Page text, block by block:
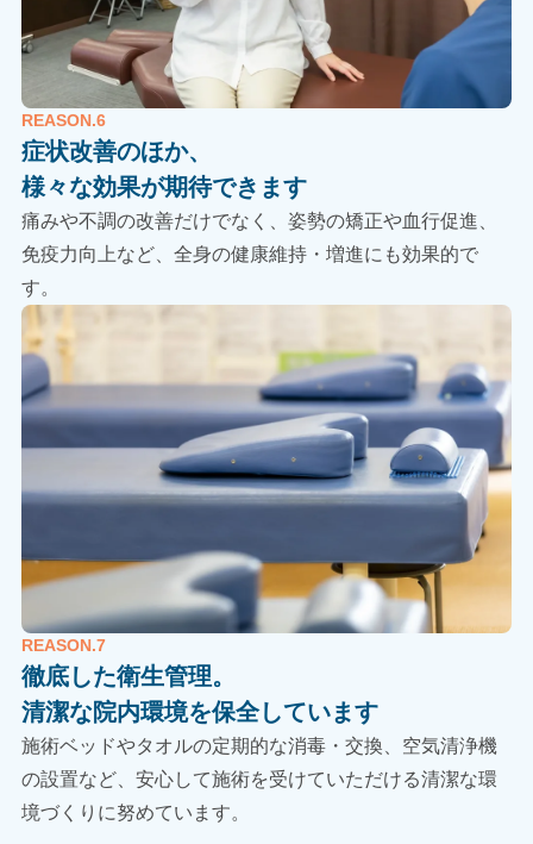
REASON.6
症状改善のほか、
様々な効果が期待できます
痛みや不調の改善だけでなく、姿勢の矯正や血行促進、
免疫力向上など、全身の健康維持・増進にも効果的で
す。
REASON.7
徹底した衛生管理。
清潔な院内環境を保全しています
施術ベッドやタオルの定期的な消毒・交換、空気清浄機
の設置など、安心して施術を受けていただける清潔な環
境づくりに努めています。